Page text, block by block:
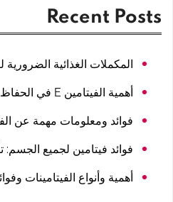
Recent Posts
المكملات الغذائية
أهمية الفيتامين E في الحفاظ على صحة الجسم
فوائد ومعلومات مهمة عن
فوائد فيتامين لجميع الجسم:
أهمية وأنواع الفيتامينات